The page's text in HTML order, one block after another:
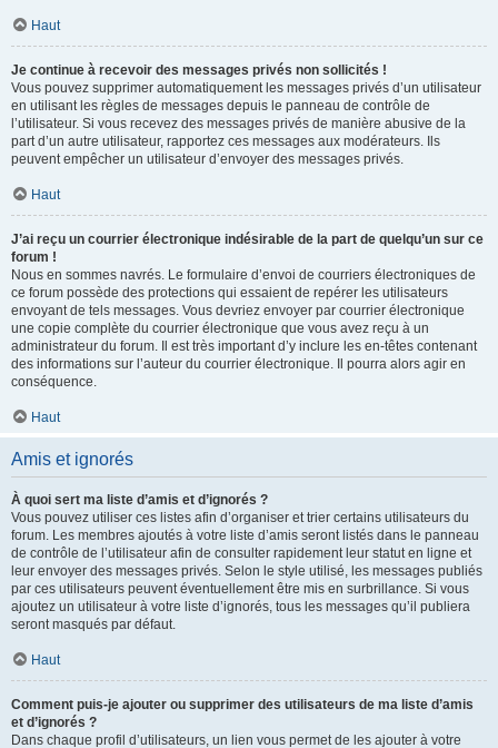
Haut
Je continue à recevoir des messages privés non sollicités !
Vous pouvez supprimer automatiquement les messages privés d’un utilisateur
en utilisant les règles de messages depuis le panneau de contrôle de
l’utilisateur. Si vous recevez des messages privés de manière abusive de la
part d’un autre utilisateur, rapportez ces messages aux modérateurs. Ils
peuvent empêcher un utilisateur d’envoyer des messages privés.
Haut
J’ai reçu un courrier électronique indésirable de la part de quelqu’un sur ce
forum !
Nous en sommes navrés. Le formulaire d’envoi de courriers électroniques de
ce forum possède des protections qui essaient de repérer les utilisateurs
envoyant de tels messages. Vous devriez envoyer par courrier électronique
une copie complète du courrier électronique que vous avez reçu à un
administrateur du forum. Il est très important d’y inclure les en-têtes contenant
des informations sur l’auteur du courrier électronique. Il pourra alors agir en
conséquence.
Haut
Amis et ignorés
À quoi sert ma liste d’amis et d’ignorés ?
Vous pouvez utiliser ces listes afin d’organiser et trier certains utilisateurs du
forum. Les membres ajoutés à votre liste d’amis seront listés dans le panneau
de contrôle de l’utilisateur afin de consulter rapidement leur statut en ligne et
leur envoyer des messages privés. Selon le style utilisé, les messages publiés
par ces utilisateurs peuvent éventuellement être mis en surbrillance. Si vous
ajoutez un utilisateur à votre liste d’ignorés, tous les messages qu’il publiera
seront masqués par défaut.
Haut
Comment puis-je ajouter ou supprimer des utilisateurs de ma liste d’amis
et d’ignorés ?
Dans chaque profil d’utilisateurs, un lien vous permet de les ajouter à votre